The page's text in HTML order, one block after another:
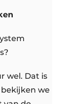
wel. Dat is
we